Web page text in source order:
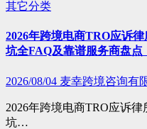
其它分类
2026年跨境电商TRO应诉
坑全FAQ及靠谱服务商盘点
2026/08/04 麦幸跨境咨询有
2026年跨境电商TRO应诉
坑…